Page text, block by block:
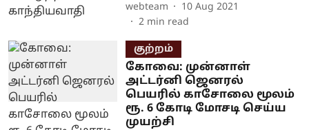
webteam
10 Aug 2021
2 min read
குற்றம்
கோவை: முன்னாள்
அட்டர்னி ஜெனரல்
பெயரில் காசோலை மூலம்
ரூ. 6 கோடி மோசடி செய்ய
முயற்சி